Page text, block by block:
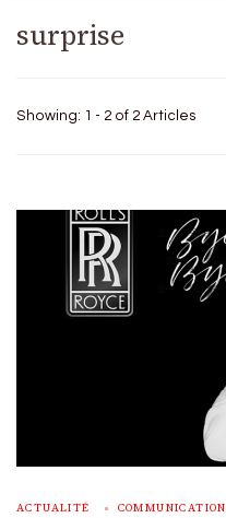
surprise
Showing: 1 - 2 of 2 Articles
ACTUALITÉ COMMUNICATION